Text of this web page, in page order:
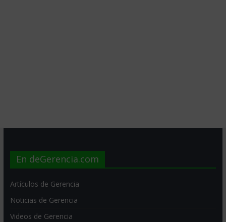
En deGerencia.com
Artículos de Gerencia
Noticias de Gerencia
Videos de Gerencia